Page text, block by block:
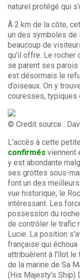
naturel protégé qui
À 2 km de la côte,
un des symboles de
beaucoup de
qu’il offre. Le
se parent ses parois
est désormais le
d’oiseaux. On y
couresses, typiques
© Credit source :
L’accès à cette
confirmés viennent
y est abondante
ses grottes sous-
font un des
vue historique, le
intéressant. Les
possession du
de contrôler le trafic
Lucie. La position
française qui
attribuèrent à l'îlot le
de la marine de Sa
(His Majesty's Ship)